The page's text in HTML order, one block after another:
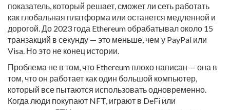
показатель, который решает, сможет ли сеть работать
как глобальная платформа или останется медленной и
дорогой. До 2023 года Ethereum обрабатывал около 15
транзакций в секунду — это меньше, чем у PayPal или
Visa. Но это не конец истории.
Проблема не в том, что Ethereum плохо написан — она в
том, что он работает как один большой компьютер,
который все пытаются использовать одновременно.
Когда люди покупают NFT, играют в DeFi или